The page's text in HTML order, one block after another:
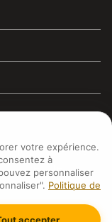
durable, de la
(MI)
votre expérience.
à
personnaliser
Politique de
accepter